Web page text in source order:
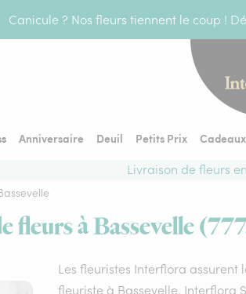
Canicule ? Nos fleurs tiennent le coup !
Anniversaire Deuil Petits Prix Cadeaux
Livraison de fleurs
fleurs à Bassevelle
Les fleuristes Interflora
fleuriste à Bassevelle. Interflora